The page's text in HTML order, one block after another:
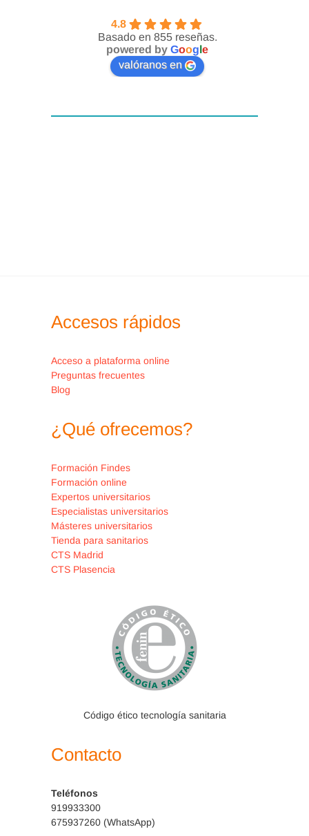
4.8
Basado en 855 reseñas.
powered by Google
valóranos en
Accesos rápidos
Acceso a plataforma online
Preguntas frecuentes
Blog
¿Qué ofrecemos?
Formación Findes
Formación online
Expertos universitarios
Especialistas universitarios
Másteres universitarios
Tienda para sanitarios
CTS Madrid
CTS Plasencia
Código ético tecnología sanitaria
Contacto
Teléfonos
919933300
675937260 (WhatsApp)